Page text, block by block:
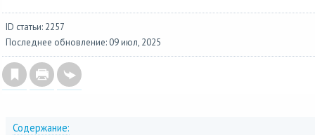
ID статьи: 2257
Последнее обновление: 09 июл, 2025
Содержание: